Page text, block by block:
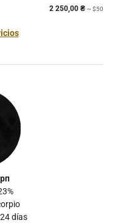
2 250,00 ₴ ~ $50
días